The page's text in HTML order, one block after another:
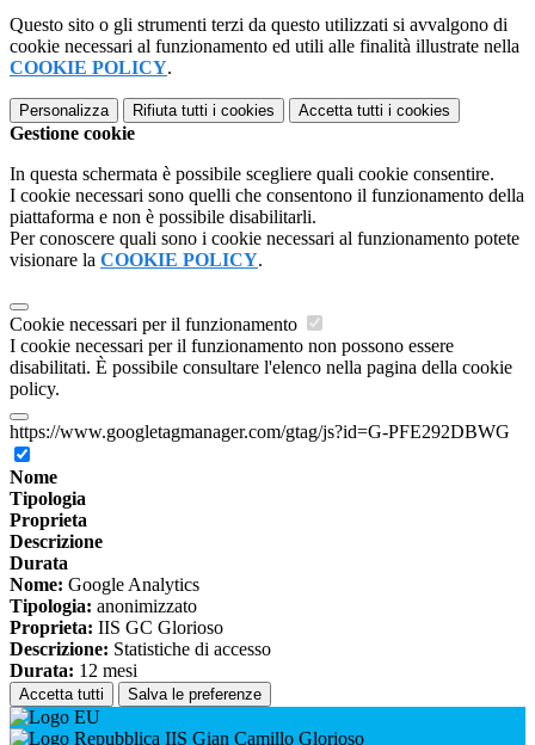
Questo sito o gli strumenti terzi da questo utilizzati si avvalgono di
cookie necessari al funzionamento ed utili alle finalità illustrate nella
COOKIE POLICY.
Personalizza Rifiuta tutti i cookies Accetta tutti i cookies
Gestione cookie
In questa schermata è possibile scegliere quali cookie consentire.
I cookie necessari sono quelli che consentono il funzionamento della
piattaforma e non è possibile disabilitarli.
Per conoscere quali sono i cookie necessari al funzionamento potete
visionare la COOKIE POLICY.
Cookie necessari per il funzionamento
I cookie necessari per il funzionamento non possono essere
disabilitati. È possibile consultare l'elenco nella pagina della cookie
policy.
https://www.googletagmanager.com/gtag/js?id=G-PFE292DBWG
Nome
Tipologia
Proprieta
Descrizione
Durata
Nome: Google Analytics
Tipologia: anonimizzato
Proprieta: IIS GC Glorioso
Descrizione: Statistiche di accesso
Durata: 12 mesi
Accetta tutti Salva le preferenze
IIS Gian Camillo Glorioso